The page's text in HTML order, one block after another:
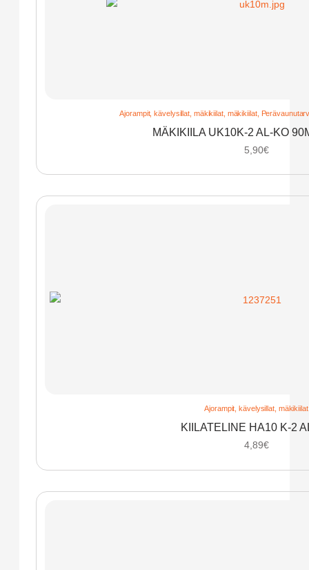
Ajorampit, kävelysillat, mäkikiilat, mäkikiilat,
MÄKIKIILA UK10K-2 AL-KO
5,90€
Ajorampit, kävelysillat, mäkikiilat
KIILATELINE HA10 K-2
4,89€